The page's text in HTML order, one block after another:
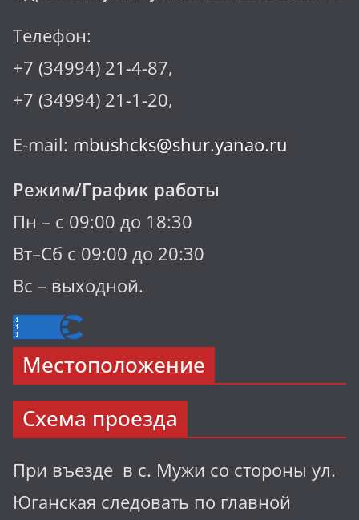
Телефон:
+7 (34994) 21-4-87,
+7 (34994) 21-1-20,
E-mail: mbushcks@shur.yanao.ru
Режим/График работы
Пн – с 09:00 до 18:30
Вт–Сб с 09:00 до 20:30
Вс – выходной.
Местоположение
Схема проезда
При въезде в с. Мужи со стороны ул.
Юганская следовать по главной